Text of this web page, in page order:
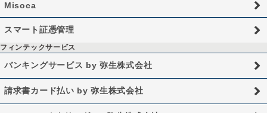
Misoca
スマート証憑管理
フィンテックサービス
バンキングサービス by 弥生株式会社
請求書カード払い by 弥生株式会社